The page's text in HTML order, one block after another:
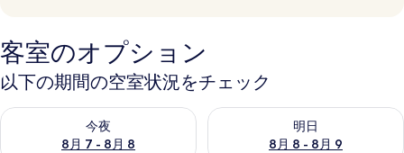
客室のオプション
以下の期間の空室状況をチェック
今夜
8月 7 - 8月 8
今夜 8月 7 - 8月 8 の空室状況をチェック
明日
8月 8 - 8月 9
明日 8月 8 - 8月 9 の空室状況